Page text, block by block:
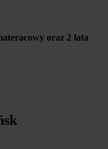
oraz 2 lata